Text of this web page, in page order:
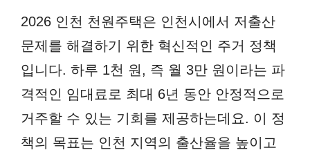
2026 인천 천원주택은 인천시에서 저출산
문제를 해결하기 위한 혁신적인 주거 정책
입니다. 하루 1천 원, 즉 월 3만 원이라는 파
격적인 임대료로 최대 6년 동안 안정적으로
거주할 수 있는 기회를 제공하는데요. 이 정
책의 목표는 인천 지역의 출산율을 높이고